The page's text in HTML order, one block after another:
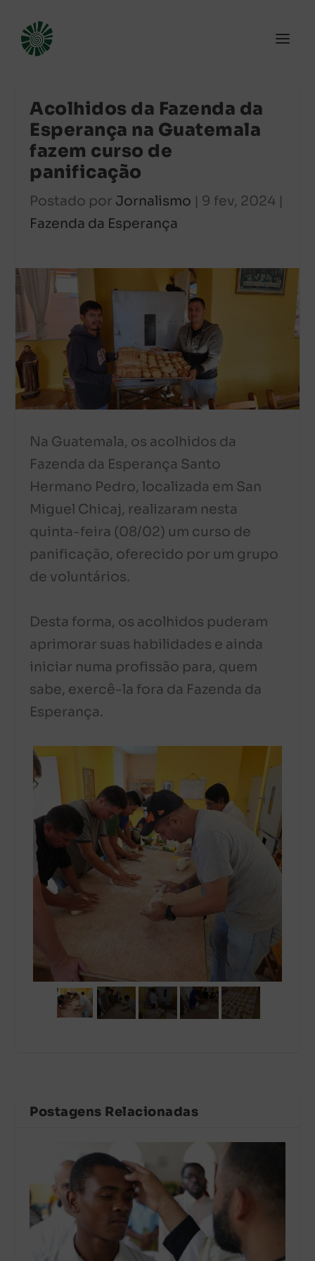
Acolhidos da Fazenda da
Esperança na Guatemala
fazem curso de
panificação
Postado por Jornalismo | 9 fev, 2024 |
Fazenda da Esperança
Na Guatemala, os acolhidos da
Fazenda da Esperança Santo
Hermano Pedro, localizada em San
Miguel Chicaj, realizaram nesta
quinta-feira (08/02) um curso de
panificação, oferecido por um grupo
de voluntários.
Desta forma, os acolhidos puderam
aprimorar suas habilidades e ainda
iniciar numa profissão para, quem
sabe, exercê-la fora da Fazenda da
Esperança.
Postagens Relacionadas